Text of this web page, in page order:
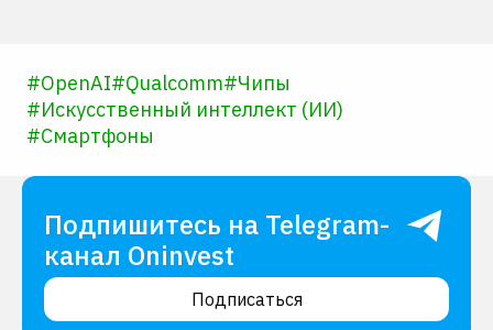
#OpenAI#Qualcomm#Чипы
#Искусственный интеллект (ИИ)
#Смартфоны
Подпишитесь на Telegram-
канал Oninvest
Подписаться